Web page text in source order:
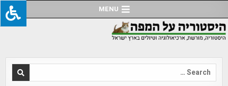
to
content
MENU
Search
for: